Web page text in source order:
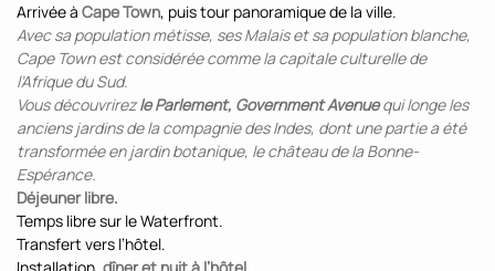
Arrivée à Cape Town, puis tour panoramique de la ville.
Avec sa population métisse, ses Malais et sa population blanche,
Cape Town est considérée comme la capitale culturelle de
l’Afrique du Sud.
Vous découvrirezle Parlement, Government Avenuequi longe les
anciens jardins de la compagnie des Indes, dont une partie a été
transformée en jardin botanique, le château de la Bonne-
Espérance.
Déjeuner libre.
Temps libre sur le Waterfront.
Transfert vers l’hôtel.